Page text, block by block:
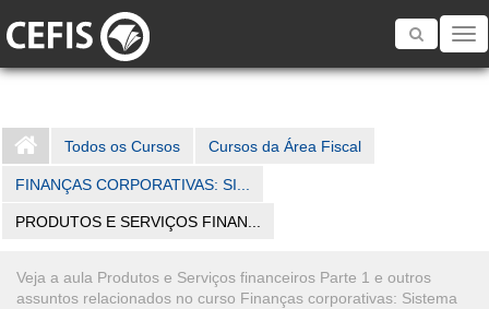
Toggle
Todos os Cursos Cursos da Área Fiscal
FINANÇAS CORPORATIVAS: SI...
PRODUTOS E SERVIÇOS FINAN...
Veja a aula Produtos e Serviços financeiros Parte 1 e outros
assuntos relacionados no curso Finanças corporativas: Sistema